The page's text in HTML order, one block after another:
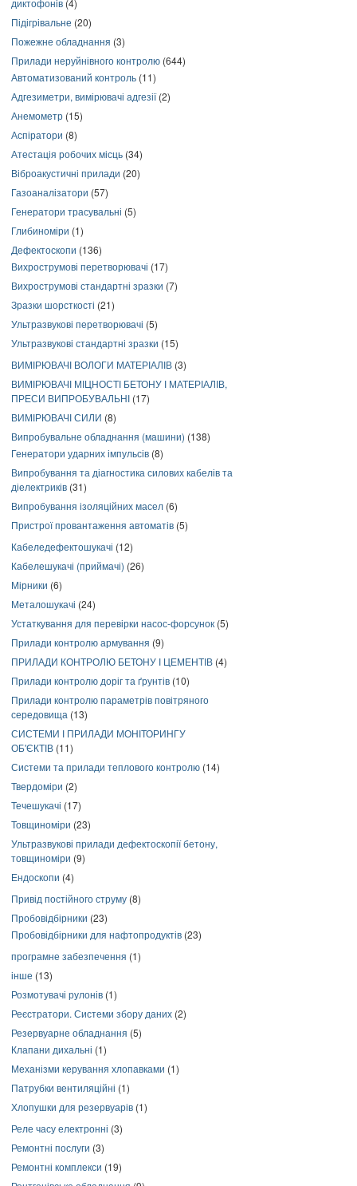
диктофонів (4)
Підігрівальне (20)
Пожежне обладнання (3)
Прилади неруйнівного контролю (644)
Автоматизований контроль (11)
Адгезиметри, вимірювачі адгезії(2)
Анемометр (15)
Аспіратори (8)
Атестація робочих місць (34)
Віброакустичні прилади (20)
Газоаналізатори (57)
Генератори трасувальні (5)
Глибиноміри (1)
Дефектоскопи (136)
Вихрострумові перетворювачі (17)
Вихрострумові стандартні зразки (7)
Зразки шорсткості (21)
Ультразвукові перетворювачі (5)
Ультразвукові стандартні зразки (15)
ВИМІРЮВАЧІ ВОЛОГИ МАТЕРІАЛІВ (3)
ВИМІРЮВАЧІ МІЦНОСТІ БЕТОНУ І МАТЕРІАЛІВ,
ПРЕСИ ВИПРОБУВАЛЬНІ (17)
ВИМІРЮВАЧІ СИЛИ (8)
Випробувальне обладнання (машини) (138)
Генератори ударних імпульсів (8)
Випробування та діагностика силових кабелів та
діелектриків (31)
Випробування ізоляційних масел (6)
Пристрої провантаження автоматів (5)
Кабеледефектошукачі (12)
Кабелешукачі (приймачі) (26)
Мірники (6)
Металошукачі (24)
Устаткування для перевірки насос-форсунок (5)
Прилади контролю армування (9)
ПРИЛАДИ КОНТРОЛЮ БЕТОНУ І ЦЕМЕНТІВ (4)
Прилади контролю доріг та ґрунтів (10)
Прилади контролю параметрів повітряного
середовища (13)
СИСТЕМИ І ПРИЛАДИ МОНІТОРИНГУ
ОБ'ЄКТІВ (11)
Системи та прилади теплового контролю (14)
Твердоміри (2)
Течешукачі (17)
Товщиноміри (23)
Ультразвукові прилади дефектоскопії бетону,
товщиноміри (9)
Ендоскопи (4)
Привід постійного струму (8)
Пробовідбірники (23)
Пробовідбірники для нафтопродуктів (23)
програмне забезпечення (1)
інше (13)
Розмотувачі рулонів (1)
Реєстратори. Системи збору даних (2)
Резервуарне обладнання (5)
Клапани дихальні (1)
Механізми керування хлопавками (1)
Патрубки вентиляційні (1)
Хлопушки для резервуарів (1)
Реле часу електронні (3)
Ремонтні послуги (3)
Ремонтні комплекси (19)